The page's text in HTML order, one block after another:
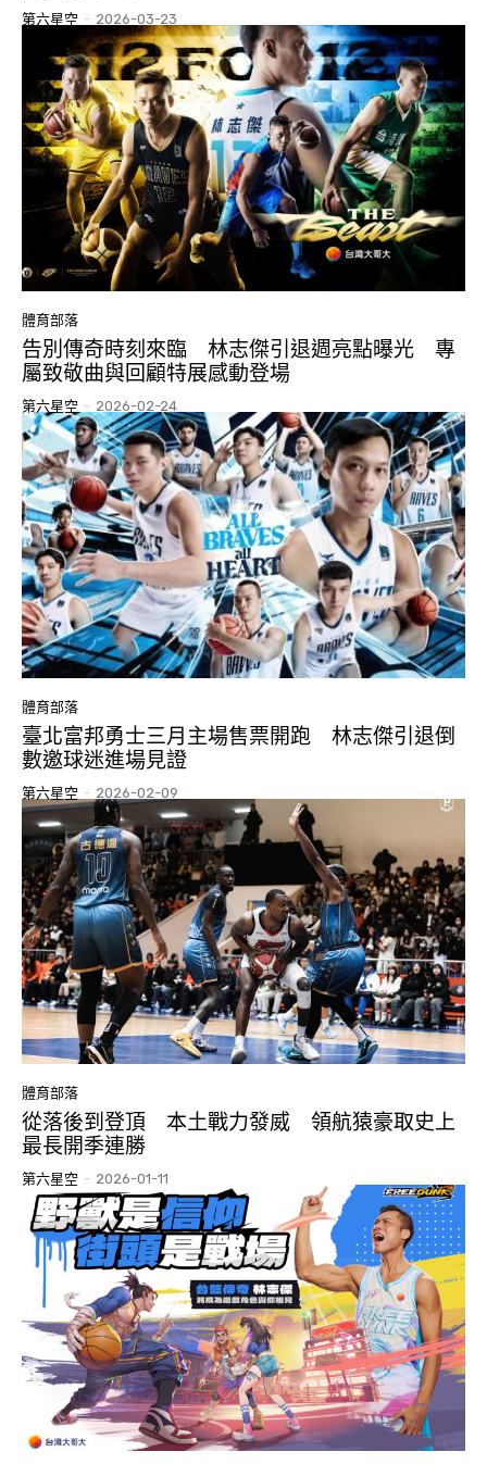
第六星空 - 2026-03-23
體育部落
告別傳奇時刻來臨 林志傑引退週亮點曝光 專
屬致敬曲與回顧特展感動登場
第六星空 - 2026-02-24
體育部落
臺北富邦勇士三月主場售票開跑 林志傑引退倒
數邀球迷進場見證
第六星空 - 2026-02-09
體育部落
從落後到登頂 本土戰力發威 領航猿豪取史上
最長開季連勝
第六星空 - 2026-01-11